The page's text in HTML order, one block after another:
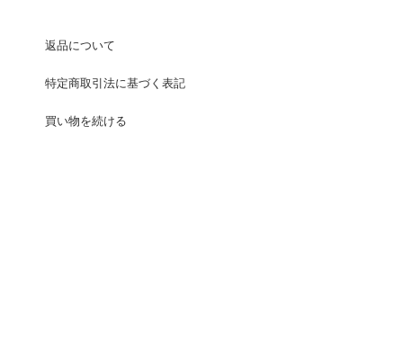
返品について
特定商取引法に基づく表記
買い物を続ける